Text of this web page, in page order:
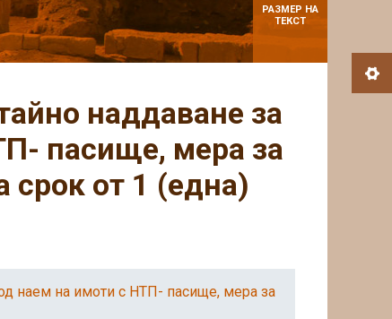
РАЗМЕР НА
ТЕКСТ
наддаване за
пасище, мера за
срок от 1 (една)
наем на имоти с НТП- пасище, мера за